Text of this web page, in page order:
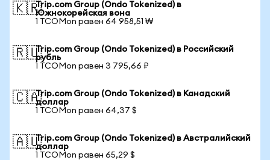
🇰🇷Trip.com Group (Ondo Tokenized) в
Южнокорейская вона
1 TCOMon равен 64 958,51 ₩
🇷🇺Trip.com Group (Ondo Tokenized) в Российский
рубль
1 TCOMon равен 3 795,66 ₽
🇨🇦Trip.com Group (Ondo Tokenized) в Канадский
доллар
1 TCOMon равен 64,37 $
🇦🇺Trip.com Group (Ondo Tokenized) в Австралийский
доллар
1 TCOMon равен 65,29 $